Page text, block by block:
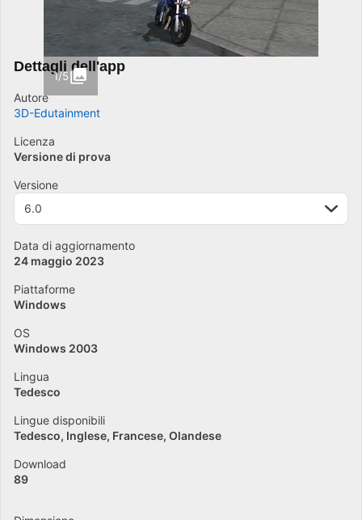
1/5
Dettagli dell'app
Autore
3D-Edutainment
Licenza
Versione di prova
Versione
6.0
Data di aggiornamento
24 maggio 2023
Piattaforme
Windows
OS
Windows 2003
Lingua
Tedesco
Lingue disponibili
Tedesco Inglese Francese Olandese
Download
89